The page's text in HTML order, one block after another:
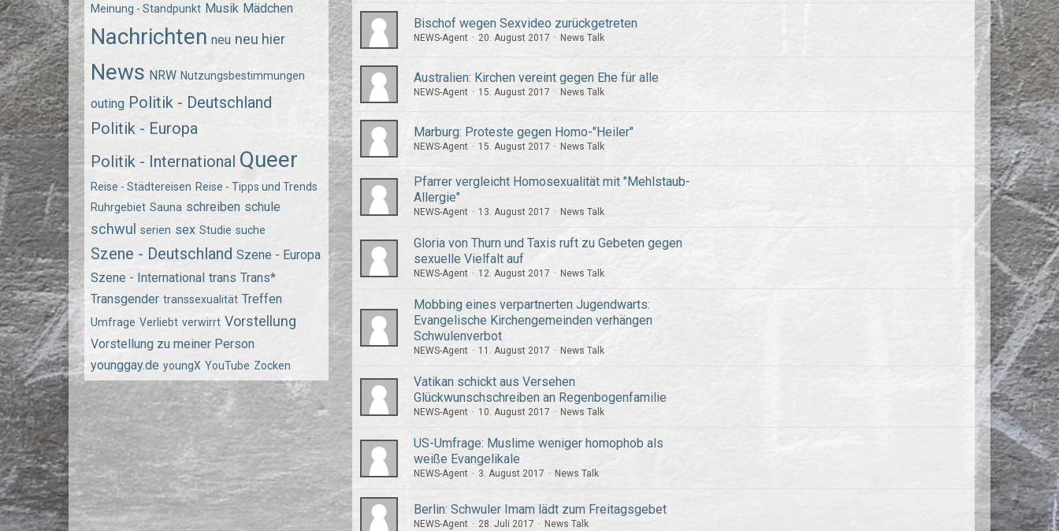
Meinung - Standpunkt Musik Mädchen
Nachrichten neu neu hier
News NRW Nutzungsbestimmungen
outing Politik - Deutschland
Politik - Europa
Politik - International Queer
Reise - Städtereisen Reise - Tipps und Trends
Ruhrgebiet Sauna schreiben schule
schwul serien sex Studie suche
Szene - Deutschland Szene - Europa
Szene - International trans Trans*
Transgender transsexualität Treffen
Umfrage Verliebt verwirrt Vorstellung
Vorstellung zu meiner Person
younggay.de youngX YouTube Zocken
Bischof wegen Sexvideo zurückgetreten
NEWS-Agent 20. August 2017 News Talk
Australien: Kirchen vereint gegen Ehe für alle
NEWS-Agent 15. August 2017 News Talk
Marburg: Proteste gegen Homo-"Heiler"
NEWS-Agent 15. August 2017 News Talk
Pfarrer vergleicht Homosexualität mit "Mehlstaub-
Allergie"
NEWS-Agent 13. August 2017 News Talk
Gloria von Thurn und Taxis ruft zu Gebeten gegen
sexuelle Vielfalt auf
NEWS-Agent 12. August 2017 News Talk
Mobbing eines verpartnerten Jugendwarts:
Evangelische Kirchengemeinden verhängen
Schwulenverbot
NEWS-Agent 11. August 2017 News Talk
Vatikan schickt aus Versehen
Glückwunschschreiben an Regenbogenfamilie
NEWS-Agent 10. August 2017 News Talk
US-Umfrage: Muslime weniger homophob als
weiße Evangelikale
NEWS-Agent 3. August 2017 News Talk
Berlin: Schwuler Imam lädt zum Freitagsgebet
NEWS-Agent 28. Juli 2017 News Talk